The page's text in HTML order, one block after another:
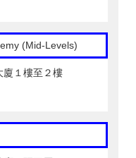
(Mid-Levels)
廈１樓至２樓